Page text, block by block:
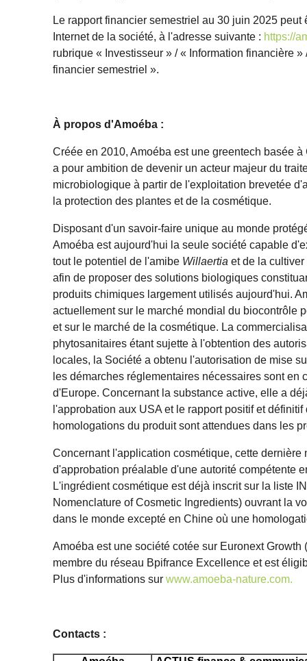
Le rapport financier semestriel au 30 juin 2025 peut
Internet de la société, à l'adresse suivante : https://
rubrique « Investisseur » / « Information financière »
financier semestriel ».
À propos d'Amoéba :
Créée en 2010, Amoéba est une greentech basée
a pour ambition de devenir un acteur majeur du
microbiologique à partir de l'exploitation brevetée
la protection des plantes et de la cosmétique.
Disposant d'un savoir-faire unique au monde
Amoéba est aujourd'hui la seule société capable
tout le potentiel de l'amibe Willaertiaet de la
afin de proposer des solutions biologiques
produits chimiques largement utilisés aujourd'hui.
actuellement sur le marché mondial du biocontrôle
et sur le marché de la cosmétique. La
phytosanitaires étant sujette à l'obtention des
locales, la Société a obtenu l'autorisation de mise
les démarches réglementaires nécessaires sont en
d'Europe. Concernant la substance active, elle a
l'approbation aux USA et le rapport positif et
homologations du produit sont attendues dans les
Concernant l'application cosmétique, cette dernière
d'approbation préalable d'une autorité compétente
L'ingrédient cosmétique est déjà inscrit sur la liste
Nomenclature of Cosmetic Ingredients) ouvrant la
dans le monde excepté en Chine où une
Amoéba est une société cotée sur Euronext Growth
membre du réseau Bpifrance Excellence et est
Plus d'informations surwww.amoeba-nature.com.
Contacts :